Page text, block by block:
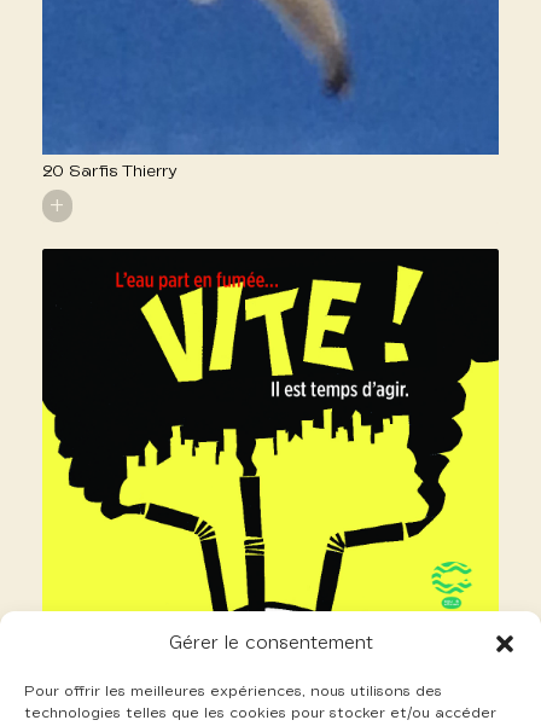
Gérer le consentement
Pour offrir les meilleures expériences, nous utilisons des
technologies telles que les cookies pour stocker et/ou accéder
20 Sarfis Thierry
+